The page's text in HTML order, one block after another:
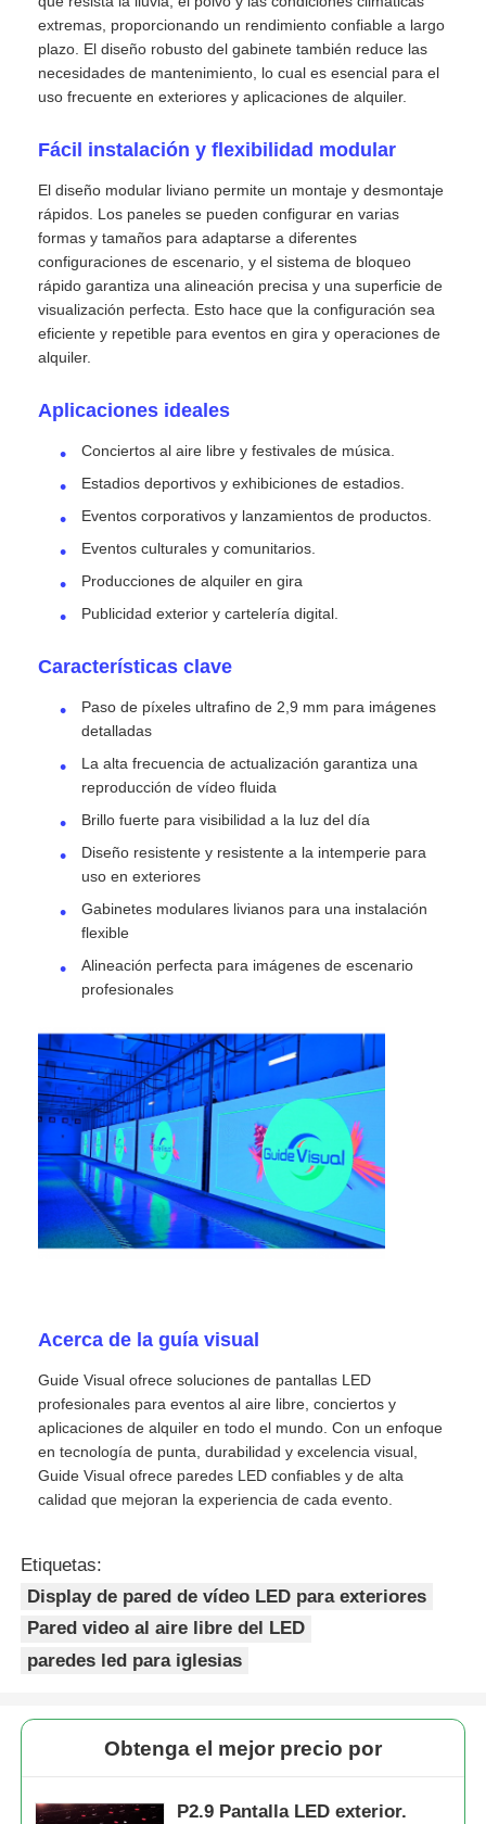
Pantalla LED SMD
cartelera led exterior
extremas, proporcionando un rendimiento confiable a largo
plazo. El diseño robusto del gabinete también reduce las
necesidades de mantenimiento, lo cual es esencial para el
uso frecuente en exteriores y aplicaciones de alquiler.
Fácil instalación y flexibilidad modular
El diseño modular liviano permite un montaje y desmontaje
rápidos. Los paneles se pueden configurar en varias
formas y tamaños para adaptarse a diferentes
configuraciones de escenario, y el sistema de bloqueo
rápido garantiza una alineación precisa y una superficie de
visualización perfecta. Esto hace que la configuración sea
eficiente y repetible para eventos en gira y operaciones de
alquiler.
Aplicaciones ideales
Conciertos al aire libre y festivales de música.
Estadios deportivos y exhibiciones de estadios.
Eventos corporativos y lanzamientos de productos.
Eventos culturales y comunitarios.
Producciones de alquiler en gira
Publicidad exterior y cartelería digital.
Características clave
Paso de píxeles ultrafino de 2,9 mm para imágenes
detalladas
La alta frecuencia de actualización garantiza una
reproducción de vídeo fluida
Brillo fuerte para visibilidad a la luz del día
Diseño resistente y resistente a la intemperie para
uso en exteriores
Gabinetes modulares livianos para una instalación
flexible
Alineación perfecta para imágenes de escenario
profesionales
Acerca de la guía visual
Guide Visual ofrece soluciones de pantallas LED
profesionales para eventos al aire libre, conciertos y
aplicaciones de alquiler en todo el mundo. Con un enfoque
en tecnología de punta, durabilidad y excelencia visual,
Guide Visual ofrece paredes LED confiables y de alta
calidad que mejoran la experiencia de cada evento.
Etiquetas:
Display de pared de vídeo LED para exteriores
Pared video al aire libre del LED
paredes led para iglesias
Obtenga el mejor precio por
P2.9 Pantalla LED exterior.